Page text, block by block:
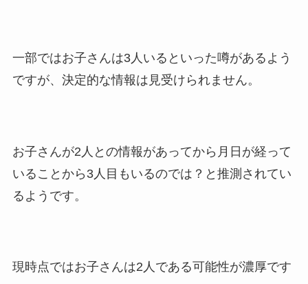
一部ではお子さんは3人いるといった噂があるよう
ですが、決定的な情報は見受けられません。
お子さんが2人との情報があってから月日が経って
いることから3人目もいるのでは？と推測されてい
るようです。
現時点ではお子さんは2人である可能性が濃厚です